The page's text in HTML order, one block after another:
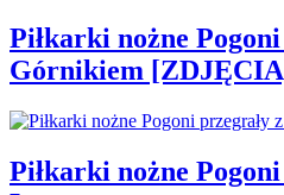
Piłkarki nożne
Górnikiem
Piłkarki nożne